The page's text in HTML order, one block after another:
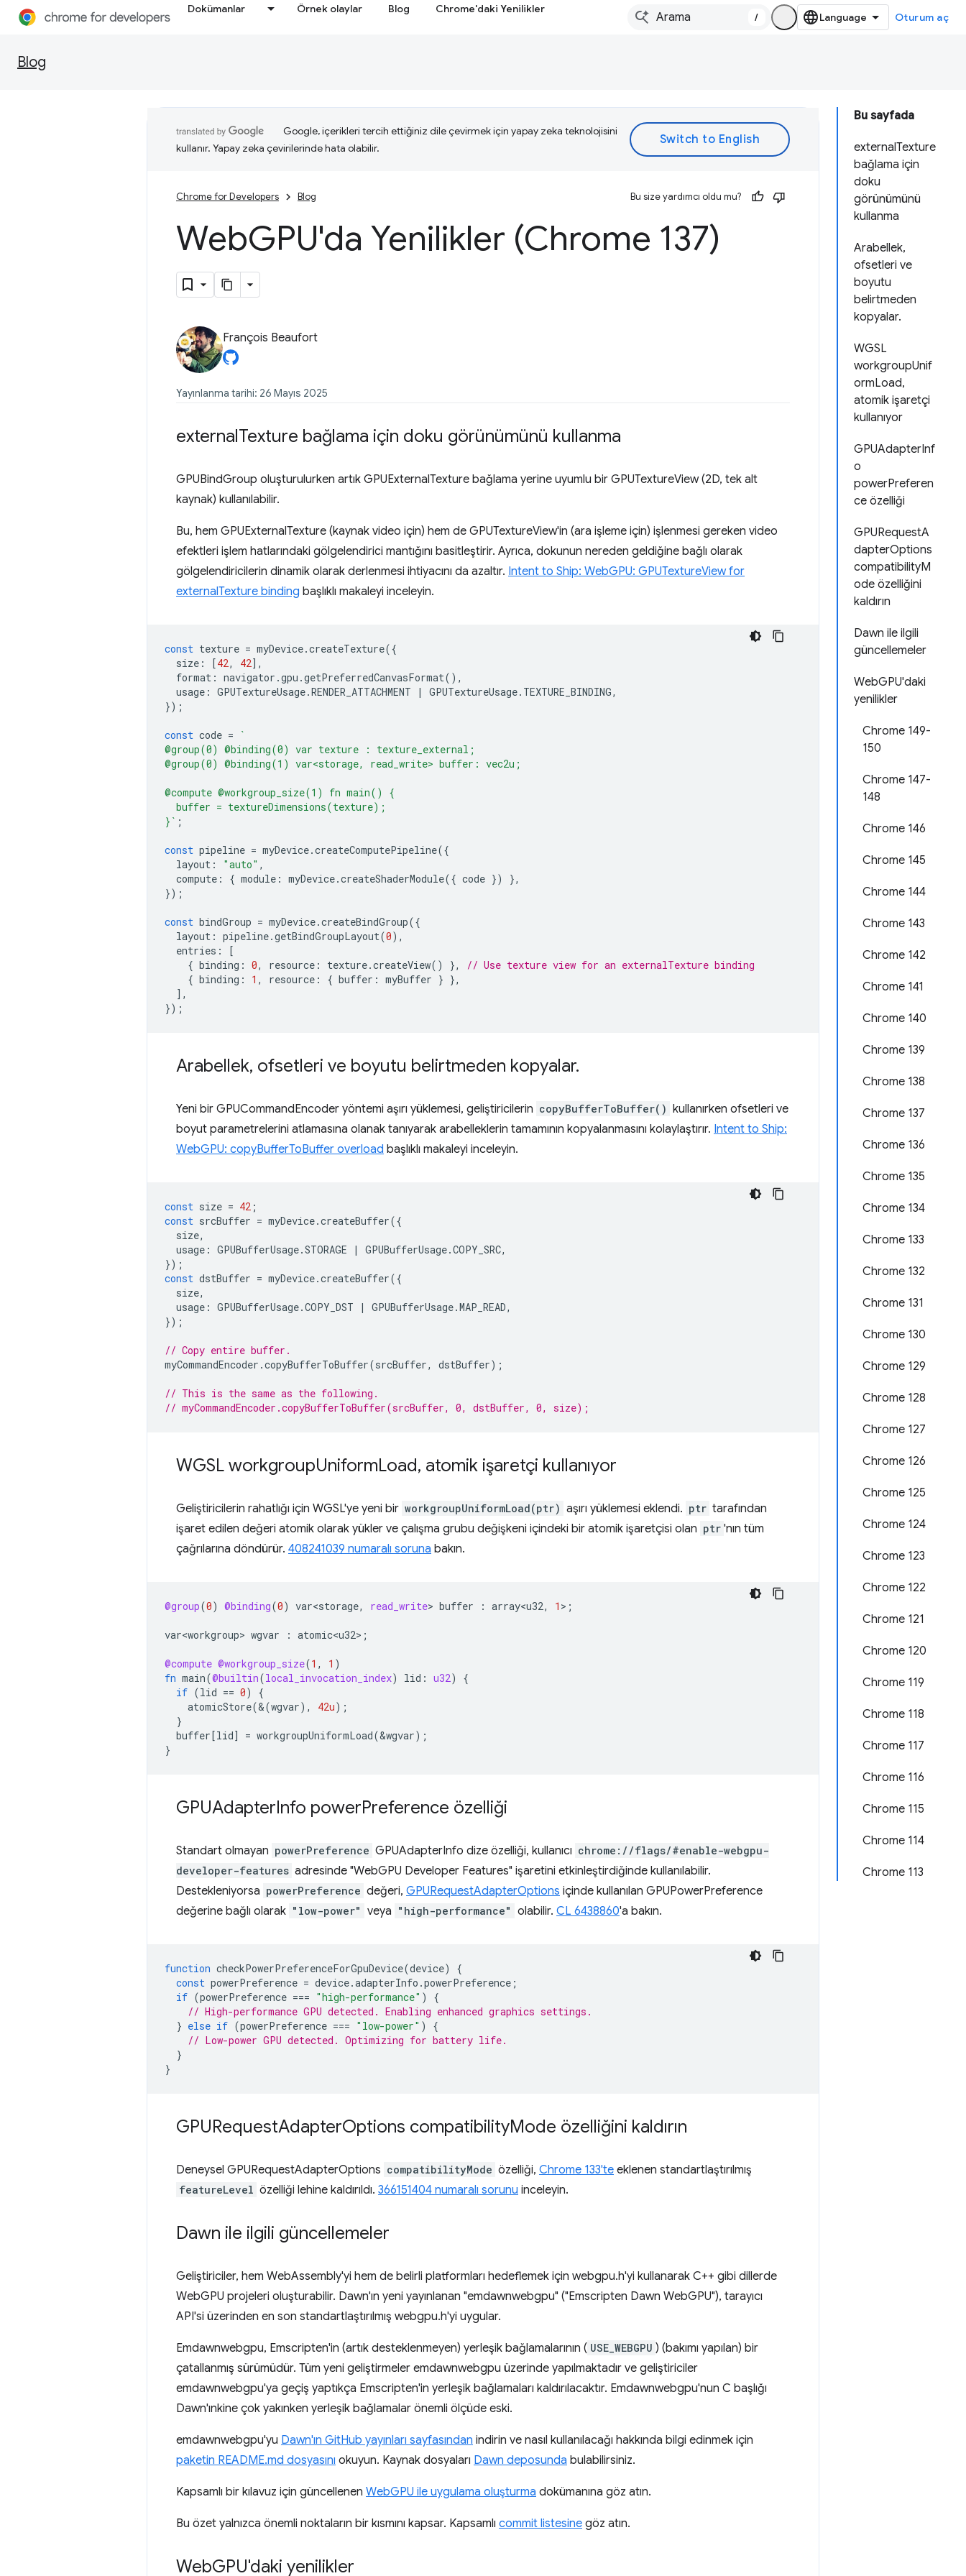
Dokümanlar Örnek olaylar Blog Chrome'daki Yenilikler
/ Oturum aç
Blog
Bu sayfada
externalTexture
bağlama için
doku
görünümünü
kullanma
Arabellek,
ofsetleri ve
boyutu
belirtmeden
kopyalar.
WGSL
workgroupUnif
ormLoad,
atomik işaretçi
kullanıyor
GPUAdapterInf
o
powerPreferen
ce özelliği
GPURequestA
dapterOptions
compatibilityM
ode özelliğini
kaldırın
Dawn ile ilgili
güncellemeler
WebGPU'daki
yenilikler
Chrome 149-
150
Chrome 147-
148
Chrome 146
Chrome 145
Chrome 144
Chrome 143
Chrome 142
Chrome 141
Chrome 140
Chrome 139
Chrome 138
Chrome 137
Chrome 136
Chrome 135
Chrome 134
Chrome 133
Chrome 132
Chrome 131
Chrome 130
Chrome 129
Chrome 128
Chrome 127
Chrome 126
Chrome 125
Chrome 124
Chrome 123
Chrome 122
Chrome 121
Chrome 120
Chrome 119
Chrome 118
Chrome 117
Chrome 116
Chrome 115
Chrome 114
Chrome 113
Google, içerikleri tercih ettiğiniz dile çevirmek için yapay zeka teknolojisini
kullanır. Yapay zeka çevirilerinde hata olabilir.
Chrome for Developers Blog Bu size yardımcı oldu mu?
WebGPU'da Yenilikler (Chrome 137)
François Beaufort
Yayınlanma tarihi: 26 Mayıs 2025
externalTexture bağlama için doku görünümünü kullanma
GPUBindGroup oluşturulurken artık GPUExternalTexture bağlama yerine uyumlu bir GPUTextureView (2D, tek alt
kaynak) kullanılabilir.
Bu, hem GPUExternalTexture (kaynak video için) hem de GPUTextureView'in (ara işleme için) işlenmesi gereken video
efektleri işlem hatlarındaki gölgelendirici mantığını basitleştirir. Ayrıca, dokunun nereden geldiğine bağlı olarak
gölgelendiricilerin dinamik olarak derlenmesi ihtiyacını da azaltır. Intent to Ship: WebGPU: GPUTextureView for
externalTexture binding başlıklı makaleyi inceleyin.
const texture = myDevice.createTexture({
size : [42, 42],
format : navigator .gpu .getPreferredCanvasFormat(),
usage : GPUTextureUsage.RENDER_ATTACHMENT | GPUTextureUsage. TEXTURE_BINDING,
});
const code =
`
@group(0) @binding(0) var texture : texture_external;
@group(0) @binding(1) var<storage, read_write> buffer: vec2u;
@compute @workgroup_size(1) fn main() {
  buffer = textureDimensions(texture);
}` ;
const pipeline = myDevice.createComputePipeline({
layout : "auto" ,
compute : { module : myDevice.createShaderModule({ code })
},
});
const bindGroup = myDevice.createBindGroup({
layout : pipeline.getBindGroupLayout(0),
entries :
[
{ binding : 0, resource : texture.createView() },
// Use texture view for an externalTexture binding
{ binding : 1 , resource : { buffer : myBuffer } },
],
});
Arabellek, ofsetleri ve boyutu belirtmeden kopyalar.
Yeni bir GPUCommandEncoder yöntemi aşırı yüklemesi, geliştiricilerin copyBufferToBuffer() kullanırken ofsetleri ve
boyut parametrelerini atlamasına olanak tanıyarak arabelleklerin tamamının kopyalanmasını kolaylaştırır. Intent to Ship:
WebGPU: copyBufferToBuffer overload başlıklı makaleyi inceleyin.
const size = 42 ;
const srcBuffer = myDevice.createBuffer({
size,
usage : GPUBufferUsage.STORAGE | GPUBufferUsage.COPY_SRC,
});
const dstBuffer = myDevice.createBuffer({
size,
usage : GPUBufferUsage.COPY_DST | GPUBufferUsage.MAP_READ,
});
// Copy entire buffer.
myCommandEncoder .copyBufferToBuffer(srcBuffer, dstBuffer);
// This is the same as the following.
// myCommandEncoder.copyBufferToBuffer(srcBuffer, 0, dstBuffer, 0, size);
WGSL workgroupUniformLoad, atomik işaretçi kullanıyor
Geliştiricilerin rahatlığı için WGSL'ye yeni bir workgroupUniformLoad(ptr) aşırı yüklemesi eklendi. ptr tarafından
işaret edilen değeri atomik olarak yükler ve çalışma grubu değişkeni içindeki bir atomik işaretçisi olan ptr 'nın tüm
çağrılarına döndürür. 408241039 numaralı soruna bakın.
@group(0) @binding(0) var<storage, read_write> buffer : array<u32, 1 > ;
var<workgroup> wgvar : atomic<u32> ;
@compute @workgroup_size(1 , 1 )
fn main(@builtin(local_invocation_index) lid : u32)
{
if (lid == 0)
{
atomicStore(&(wgvar), 42u);
}
buffer[lid] = workgroupUniformLoad(&wgvar);
}
GPUAdapterInfo powerPreference özelliği
Standart olmayan powerPreference GPUAdapterInfo dize özelliği, kullanıcı chrome://flags/#enable-webgpu-
developer-features adresinde "WebGPU Developer Features" işaretini etkinleştirdiğinde kullanılabilir.
Destekleniyorsa powerPreference değeri, GPURequestAdapterOptions içinde kullanılan GPUPowerPreference
değerine bağlı olarak "low-power" veya "high-performance" olabilir. CL 6438860'a bakın.
function checkPowerPreferenceForGpuDevice(device)
{
const powerPreference = device.adapterInfo .powerPreference ;
if (powerPreference === "high-performance" )
{
// High-performance GPU detected. Enabling enhanced graphics settings.
} else if (powerPreference === "low-power" )
{
// Low-power GPU detected. Optimizing for battery life.
}
}
GPURequestAdapterOptions compatibilityMode özelliğini kaldırın
Deneysel GPURequestAdapterOptions compatibilityMode özelliği, Chrome 133'te eklenen standartlaştırılmış
featureLevel özelliği lehine kaldırıldı. 366151404 numaralı sorunu inceleyin.
Dawn ile ilgili güncellemeler
Geliştiriciler, hem WebAssembly'yi hem de belirli platformları hedeflemek için webgpu.h'yi kullanarak C++ gibi dillerde
WebGPU projeleri oluşturabilir. Dawn'ın yeni yayınlanan "emdawnwebgpu" ("Emscripten Dawn WebGPU"), tarayıcı
API'si üzerinden en son standartlaştırılmış webgpu.h'yi uygular.
Emdawnwebgpu, Emscripten'in (artık desteklenmeyen) yerleşik bağlamalarının ( USE_WEBGPU ) (bakımı yapılan) bir
çatallanmış sürümüdür. Tüm yeni geliştirmeler emdawnwebgpu üzerinde yapılmaktadır ve geliştiriciler
emdawnwebgpu'ya geçiş yaptıkça Emscripten'in yerleşik bağlamaları kaldırılacaktır. Emdawnwebgpu'nun C başlığı
Dawn'ınkine çok yakınken yerleşik bağlamalar önemli ölçüde eski.
emdawnwebgpu'yu Dawn'ın GitHub yayınları sayfasından indirin ve nasıl kullanılacağı hakkında bilgi edinmek için
paketin README.md dosyasını okuyun. Kaynak dosyaları Dawn deposunda bulabilirsiniz.
Kapsamlı bir kılavuz için güncellenen WebGPU ile uygulama oluşturma dokümanına göz atın.
Bu özet yalnızca önemli noktaların bir kısmını kapsar. Kapsamlı commit listesine göz atın.
WebGPU'daki yenilikler